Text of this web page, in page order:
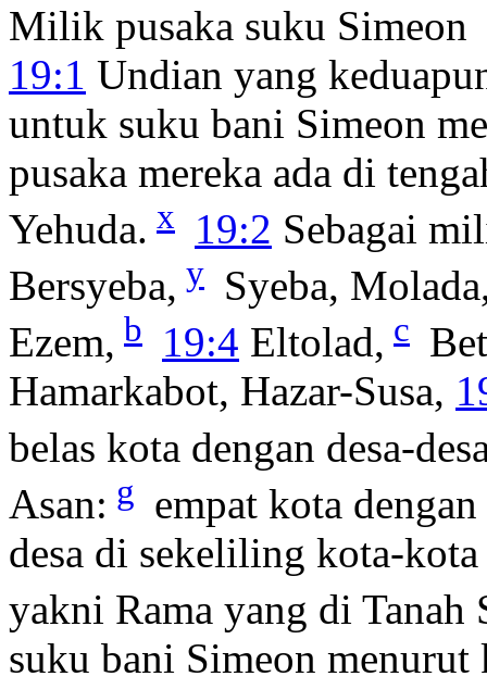
Milik pusaka suku Simeon
19:1 Undian yang
untuk suku bani Simeon
pusaka mereka ada di
Yehuda. x 19:2 Sebagai
Bersyeba, y Syeba,
Ezem, b 19:4 Eltolad, c
Hamarkabot, Hazar-Susa,
belas kota dengan desa-
Asan: g empat kota
desa di sekeliling kota-
yakni Rama yang di Tanah
suku bani Simeon